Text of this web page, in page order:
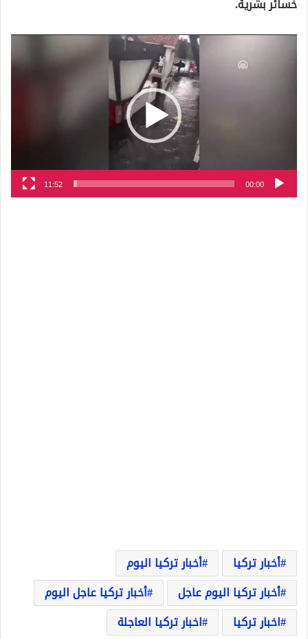
خسائر بشرية.
00:00
11:52
أخبار تركيا
أخبار تركيا اليوم
أخبار تركيا اليوم عاجل
أخبار تركيا عاجل اليوم
اخبار تركيا
اخبار تركيا العاجلة